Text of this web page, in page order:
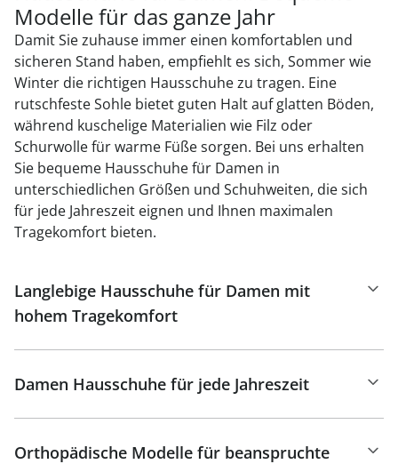
Modelle für das ganze Jahr
Damit Sie zuhause immer einen komfortablen und
sicheren Stand haben, empfiehlt es sich, Sommer wie
Winter die richtigen Hausschuhe zu tragen. Eine
rutschfeste Sohle bietet guten Halt auf glatten Böden,
während kuschelige Materialien wie Filz oder
Schurwolle für warme Füße sorgen. Bei uns erhalten
Sie bequeme Hausschuhe für Damen in
unterschiedlichen Größen und Schuhweiten, die sich
für jede Jahreszeit eignen und Ihnen maximalen
Tragekomfort bieten.
Langlebige Hausschuhe für Damen mit
hohem Tragekomfort
Damen Hausschuhe für jede Jahreszeit
Orthopädische Modelle für beanspruchte